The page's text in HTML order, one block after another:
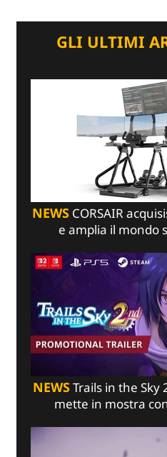
GLI ULTIMI
NEWSCORSAIR
e amplia il mondo
NEWSTrails in the Sky
mette in mostra